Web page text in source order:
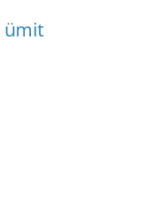
ümit